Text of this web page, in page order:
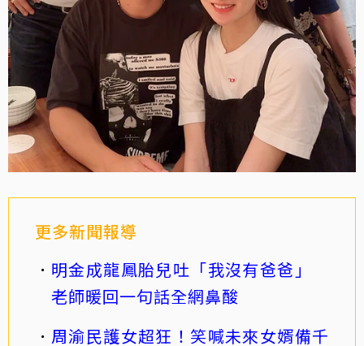
更多新聞報導
明金成龍鳳胎兒吐「我沒有爸爸」
老師暖回一句話全網鼻酸
周渝民護女超狂！笑喊未來女婿備千